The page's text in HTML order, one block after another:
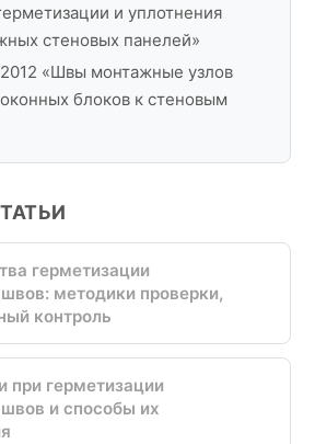
и уплотнения
стеновых панелей»
«Швы монтажные узлов
блоков к стеновым
герметизации
методики проверки,
контроль
при герметизации
и способы их